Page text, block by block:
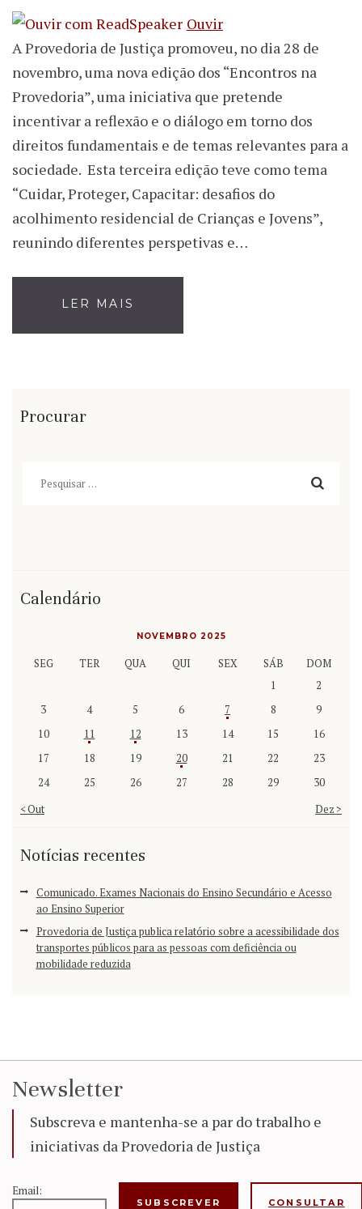
Ouvir
A Provedoria de Justiça promoveu, no dia 28 de
novembro, uma nova edição dos “Encontros na
Provedoria”, uma iniciativa que pretende
incentivar a reflexão e o diálogo em torno dos
direitos fundamentais e de temas relevantes para a
sociedade. Esta terceira edição teve como tema
“Cuidar, Proteger, Capacitar: desafios do
acolhimento residencial de Crianças e Jovens”,
reunindo diferentes perspetivas e…
LER MAIS
Procurar
Calendário
NOVEMBRO 2025
SEG TER QUA QUI SEX SÁB
DOM
1
2
3
4 5 6 7 8
9
10
11 12 13 14 15
16
17
18 19 20 21 22
23
24
25 26 27 28 29
30
« Out
Dez »
Notícias recentes
Comunicado. Exames Nacionais do Ensino Secundário e Acesso
ao Ensino Superior
Provedoria de Justiça publica relatório sobre a acessibilidade dos
transportes públicos para as pessoas com deficiência ou
mobilidade reduzida
Newsletter
Subscreva e mantenha-se a par do trabalho e
iniciativas da Provedoria de Justiça
Email:
CONSULTAR